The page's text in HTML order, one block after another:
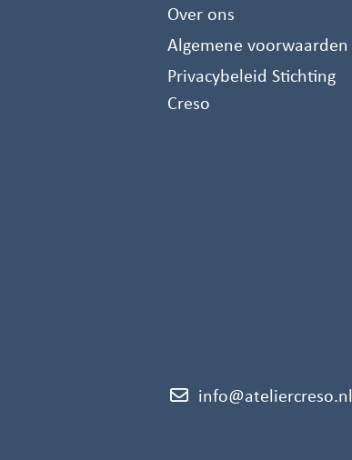
Over ons
Algemene voorwaarden
Privacybeleid Stichting
Creso
info@ateliercreso.nl